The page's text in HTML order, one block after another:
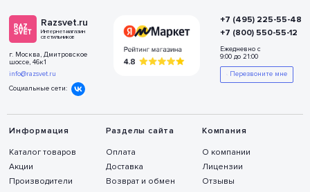
Razsvet.ru
Интернет-магазин
светильников
г. Москва, Дмитровское
шоссе, 46к1
info@razsvet.ru
Социальные сети:
Информация
Каталог товаров
Акции
Производители
Разделы сайта
Оплата
Доставка
Возврат и обмен
Компания
О компании
Лицензии
Отзывы
+7 (495) 225-55-48
+7 (800) 550-55-12
Ежедневно с
9:00 до 21:00
Перезвоните мне